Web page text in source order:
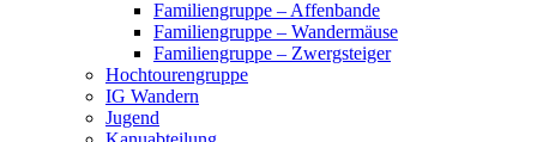
Familiengruppe – Affenbande
Familiengruppe – Wandermäuse
Familiengruppe – Zwergsteiger
Hochtourengruppe
IG Wandern
Jugend